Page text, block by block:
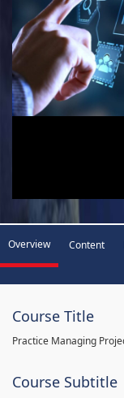
Overview Content
Course Title
Course Subtitle